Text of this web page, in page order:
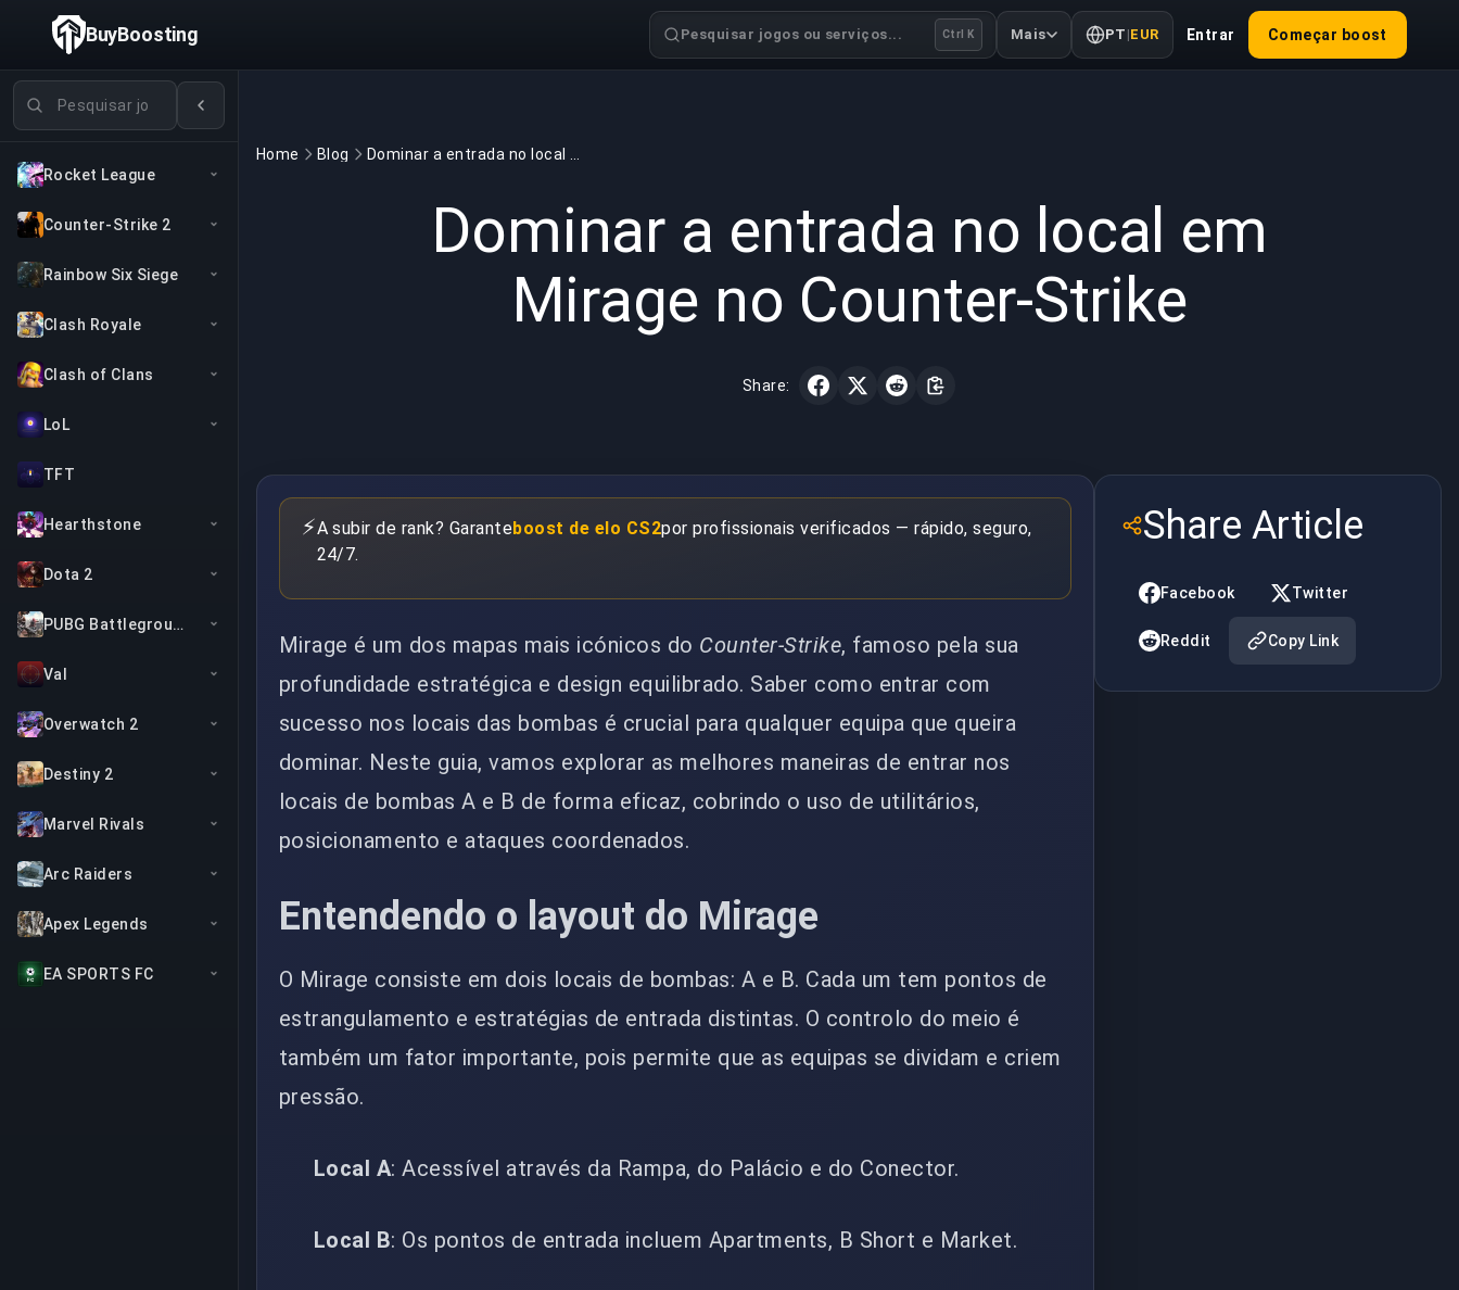
Pesquisar jogos
Rocket League
Counter-Strike 2
Rainbow Six Siege
Clash Royale
Clash of Clans
LoL
TFT
Hearthstone
Dota 2
PUBG Battlegrounds
Val
Overwatch 2
Destiny 2
Marvel Rivals
Arc Raiders
Apex Legends
EA SPORTS FC
BuyBoosting Pesquisar jogos ou serviços... Ctrl K Mais PT |EUR Entrar Começar boost
Home Blog
Dominar a entrada no local em
Mirage no Counter-Strike
Share:
⚡A subir de rank? Garanteboost de elo CS2por profissionais verificados — rápido, seguro,
24/7.
Mirage é um dos mapas mais icónicos do Counter-Strike, famoso pela sua
profundidade estratégica e design equilibrado. Saber como entrar com
sucesso nos locais das bombas é crucial para qualquer equipa que queira
dominar. Neste guia, vamos explorar as melhores maneiras de entrar nos
locais de bombas A e B de forma eficaz, cobrindo o uso de utilitários,
posicionamento e ataques coordenados.
Entendendo o layout do Mirage
O Mirage consiste em dois locais de bombas: A e B. Cada um tem pontos de
estrangulamento e estratégias de entrada distintas. O controlo do meio é
também um fator importante, pois permite que as equipas se dividam e criem
pressão.
Local A: Acessível através da Rampa, do Palácio e do Conector.
Local B: Os pontos de entrada incluem Apartments, B Short e Market.
Share Article
Facebook Twitter
Reddit Copy Link